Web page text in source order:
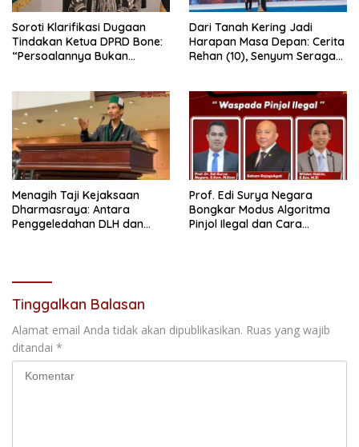
Soroti Klarifikasi Dugaan
Tindakan Ketua DPRD Bone:
“Persoalannya Bukan
Dari Tanah Kering Jadi
Harapan Masa Depan: Cerita
Rehan (10), Senyum Seragam
Menagih Taji Kejaksaan
Dharmasraya: Antara
Penggeledahan DLH dan
Prof. Edi Surya Negara
Bongkar Modus Algoritma
Pinjol Ilegal dan Cara
Tinggalkan Balasan
Alamat email Anda tidak akan dipublikasikan. Ruas yang wajib
ditandai *